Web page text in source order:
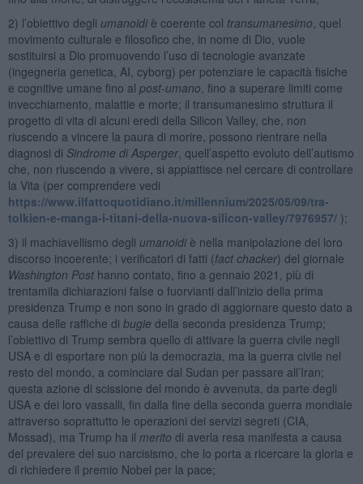
2) l’obiettivo degli umanoidiè coerente col transumanesimo , quel
movimento culturale e filosofico che, in nome di Dio, vuole
sostituirsi a Dio promuovendo l’uso di tecnologie avanzate
(ingegneria genetica, AI, cyborg) per potenziare le capacità fisiche
e cognitive umane fino al post-umano , fino a superare limiti come
invecchiamento, malattie e morte; il transumanesimo struttura il
progetto di vita di alcuni eredi della Silicon Valley, che, non
riuscendo a vincere la paura di morire, possono rientrare nella
diagnosi di Sindrome di Asperger, quell’aspetto evoluto dell’autismo
che, non riuscendo a vivere, si appiattisce nel cercare di controllare
la Vita (per comprendere vedi
https://www.ilfattoquotidiano.it/millennium/2025/05/09/tra-
tolkien-e-manga-i-titani-della-nuova-silicon-valley/7976957/);
3) il machiavellismo degli umanoidiè nella manipolazione del loro
discorso incoerente; i verificatori di fatti (fact chacker) del giornale
Washington Posthanno contato, fino a gennaio 2021, più di
trentamila dichiarazioni false o fuorvianti dall’inizio della prima
presidenza Trump e non sono in grado di aggiornare questo dato a
causa delle raffiche di bugie della seconda presidenza Trump;
l’obiettivo di Trump sembra quello di attivare la guerra civile negli
USA e di esportare non più la democrazia, ma la guerra civile nel
resto del mondo, a cominciare dal Sudan per passare all’Iran;
questa azione di scissione del mondo è avvenuta, da parte degli
USA e dei loro vassalli, fin dalla fine della seconda guerra mondiale
attraverso soprattutto le operazioni dei servizi segreti (CIA,
Mossad), ma Trump ha il merito di averla resa manifesta a causa
del prevalere del suo narcisismo, che lo porta a ricercare la gloria e
di richiedere il premio Nobel per la pace;